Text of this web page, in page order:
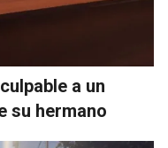
a un
su hermano